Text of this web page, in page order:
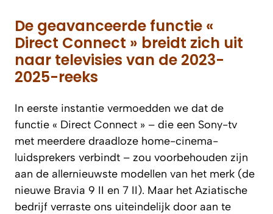
De geavanceerde functie «
Direct Connect » breidt zich uit
naar televisies van de 2023-
2025-reeks
In eerste instantie vermoedden we dat de
functie « Direct Connect » – die een Sony-tv
met meerdere draadloze home-cinema-
luidsprekers verbindt – zou voorbehouden zijn
aan de allernieuwste modellen van het merk (de
nieuwe Bravia 9 II en 7 II). Maar het Aziatische
bedrijf verraste ons uiteindelijk door aan te